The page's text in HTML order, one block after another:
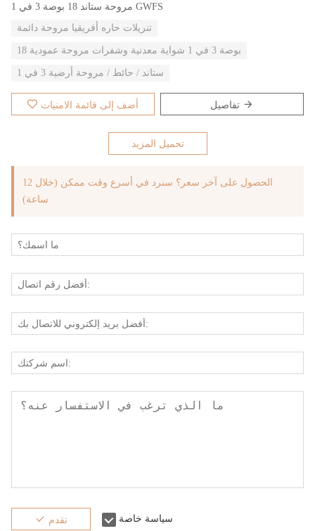
مروحة ستاند 18 بوصة 3 في 1 GWFS
تنزيلات حاره أفريقيا مروحة دائمة
18 بوصة 3 في 1 شواية معدنية وشفرات مروحة عمودية
ستاند / حائط / مروحة أرضية 3 في 1
أضف إلى قائمة الامنيات تفاصيل
تحميل المزيد
الحصول على آخر سعر؟ سنرد في أسرع وقت ممكن (خلال 12
ساعة)
تقدم سياسة خاصة